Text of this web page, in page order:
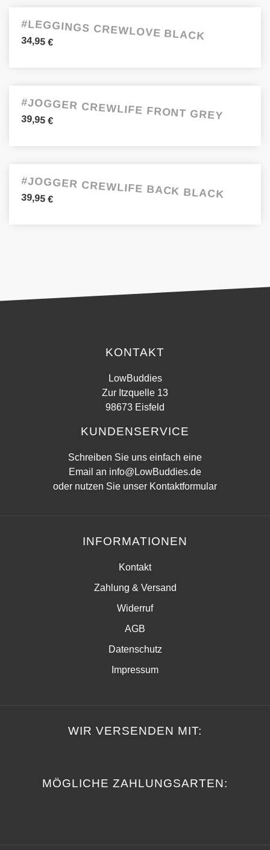
#LEGGINGS CREWLOVE BLACK
34,95€
#JOGGER CREWLIFE FRONT GREY
39,95€
#JOGGER CREWLIFE BACK BLACK
39,95€
KONTAKT
LowBuddies
Zur Itzquelle 13
98673 Eisfeld
KUNDENSERVICE
Schreiben Sie uns einfach eine
Email an info@LowBuddies.de
oder nutzen Sie unser Kontaktformular
INFORMATIONEN
Kontakt
Zahlung & Versand
Widerruf
AGB
Datenschutz
Impressum
WIR VERSENDEN MIT:
MÖGLICHE ZAHLUNGSARTEN: